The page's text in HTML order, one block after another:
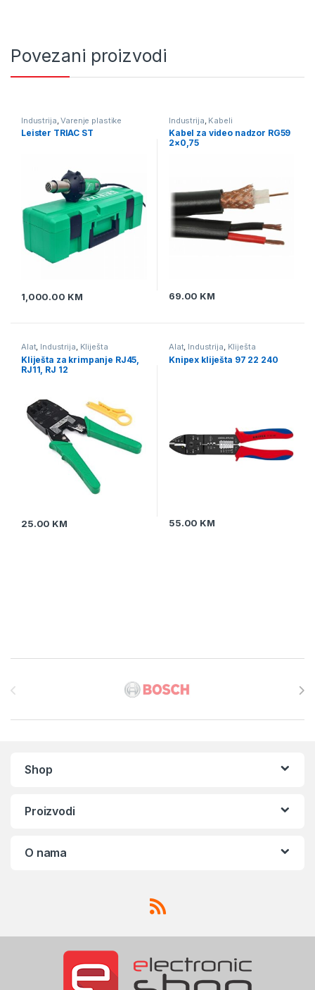
Povezani proizvodi
Industrija ,Varenje plastike
Leister TRIAC ST
1,000.00 KM
Industrija Kabeli
Kabel za video nadzor RG59
2×0,75
69.00 KM
Alat, Industrija, Kliješta
Kliješta za krimpanje RJ45,
RJ11, RJ 12
25.00 KM
Alat, Industrija, Kliješta
Knipex kliješta 97 22 240
55.00 KM
Shop
Proizvodi
O nama